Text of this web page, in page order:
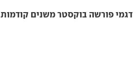
דגמי פורשה בוקסטר משנים קודמות